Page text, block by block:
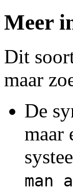
Meer
Dit
maar
De
maar
man